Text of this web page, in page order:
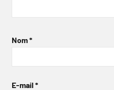
Nom*
E-mail *